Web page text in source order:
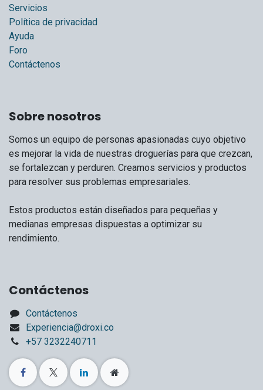
Servicios
Política de privacidad
Ayuda
Foro
Contáctenos
Sobre nosotros
Somos un equipo de personas apasionadas cuyo objetivo
es mejorar la vida de nuestras droguerías para que crezcan,
se fortalezcan y perduren. Creamos servicios y productos
para resolver sus problemas empresariales.
Estos productos están diseñados para pequeñas y
medianas empresas dispuestas a optimizar su
rendimiento.
Contáctenos
Contáctenos
Experiencia@droxi.co
+57 3232240711